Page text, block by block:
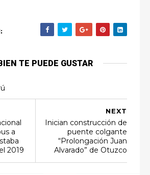
TE PUEDE GUSTAR
NEXT
Inician construcción de
puente colgante
“Prolongación Juan
Alvarado” de Otuzco
a
2019